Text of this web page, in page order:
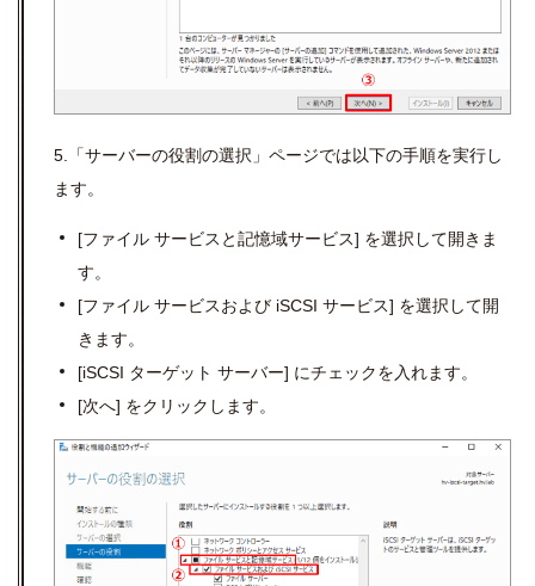
5.「サーバーの役割の選択」ページでは以下の手順を実行し
ます。
[ファイル サービスと記憶域サービス] を選択して開きま
す。
[ファイル サービスおよび iSCSI サービス] を選択して開
きます。
[iSCSI ターゲット サーバー] にチェックを入れます。
[次へ] をクリックします。